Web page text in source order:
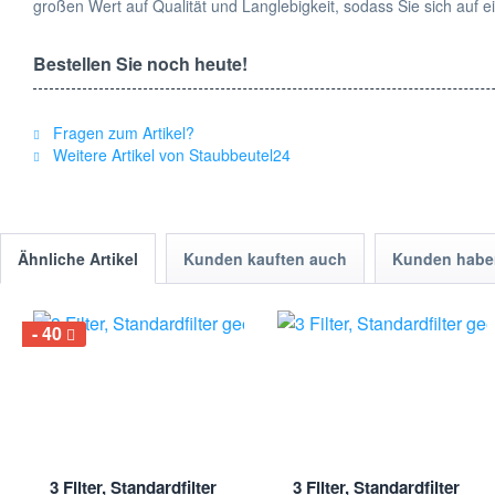
großen Wert auf Qualität und Langlebigkeit, sodass Sie sich auf
Bestellen Sie noch heute!
saubere Böden in Ihrem Zuhause. Auf Staubbeutel24 finden Sie
noch heute auf Staubbeutel24 und erleben Sie die Vorteile
jeweiligen Hersteller und sind Eigentum ihrer Besitzer/
Fragen zum Artikel?
Weitere Artikel von Staubbeutel24
Ähnliche Artikel Kunden kauften auch Kunden
40
3 Filter, Standardfilter
3 Filter, Standardfilter